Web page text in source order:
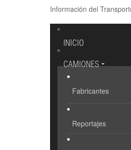
Información del
INICIO
CAMIONES
Fabricantes
Reportajes